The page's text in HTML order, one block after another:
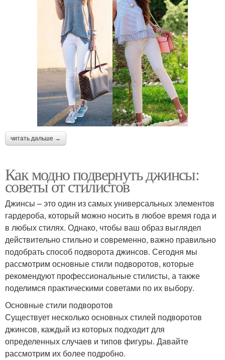
читать дальше →
Как модно подвернуть джинсы:
советы от стилистов
Джинсы – это один из самых универсальных элементов
гардероба, который можно носить в любое время года и
в любых стилях. Однако, чтобы ваш образ выглядел
действительно стильно и современно, важно правильно
подобрать способ подворота джинсов. Сегодня мы
рассмотрим основные стили подворотов, которые
рекомендуют профессиональные стилисты, а также
поделимся практическими советами по их выбору.
Основные стили подворотов
Существует несколько основных стилей подворотов
джинсов, каждый из которых подходит для
определенных случаев и типов фигуры. Давайте
рассмотрим их более подробно.